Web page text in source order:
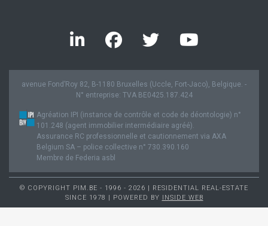
avenue Fond’Roy 82, B-1180 Bruxelles (Uccle, Fort-Jaco), Belgique. -
N° entreprise: TVA BE0425.187.424
Agréation IPI (instance de contrôle et code de déontologie) n°
101.248 (agent immobilier intermédiaire agréé).
Assurance RC professionnelle et cautionnement via AXA
Belgium SA – police collective n° 730.390.160
Membre de Federia asbl
© COPYRIGHT PIM.BE - 1996 - 2026 | RESIDENTIAL REAL-ESTATE
SINCE 1978 | POWERED BY INSIDE WEB